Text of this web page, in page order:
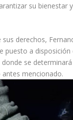
su bienestar
derechos,
puesto a disposición
se
mencionado.